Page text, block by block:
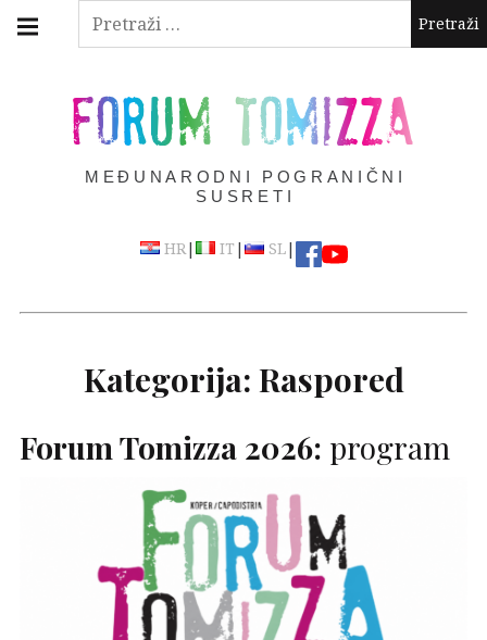
Pretraži:
Skip
FORUM TOMIZZA
MEĐUNARODNI POGRANIČNI
SUSRETI
HR| IT | SL|
navigation
Kategorija: Raspored
Forum Tomizza 2026: program